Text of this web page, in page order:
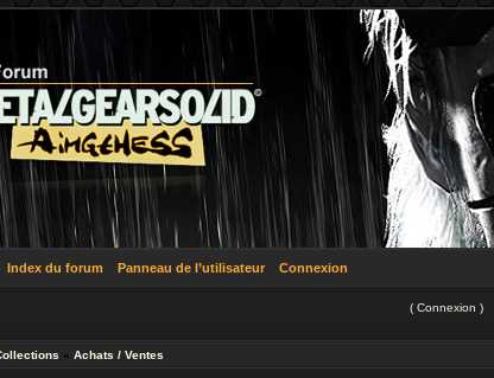
Index du forum Panneau de l’utilisateur Connexion
( Connexion )
» Achats / Ventes